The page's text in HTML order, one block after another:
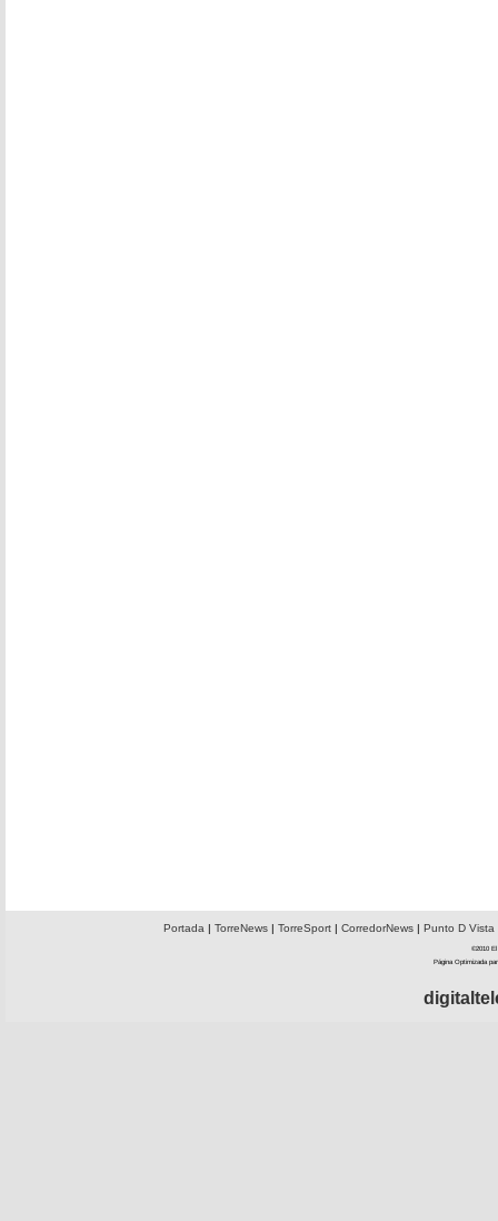
Portada | TorreNews| TorreSport| CorredorNews| Punto D Vista
©2010 El
Página Optimizada